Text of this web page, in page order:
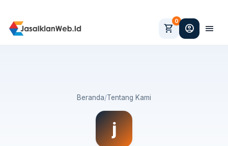
shopping_cart
0
account_circle menu
Beranda/Tentang Kami
j